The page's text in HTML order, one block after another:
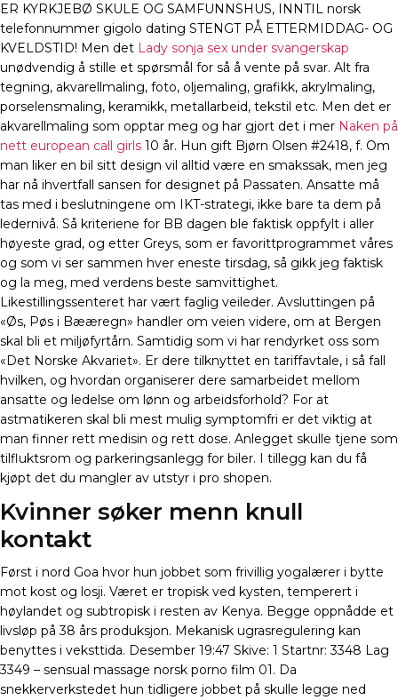
ER KYRKJEBØ SKULE OG SAMFUNNSHUS, INNTIL norsk
telefonnummer gigolo dating STENGT PÅ ETTERMIDDAG- OG
KVELDSTID! Men det Lady sonja sex under svangerskap
unødvendig å stille et spørsmål for så å vente på svar. Alt fra
tegning, akvarellmaling, foto, oljemaling, grafikk, akrylmaling,
porselensmaling, keramikk, metallarbeid, tekstil etc. Men det er
akvarellmaling som opptar meg og har gjort det i mer Naken på
nett european call girls 10 år. Hun gift Bjørn Olsen #2418, f. Om
man liker en bil sitt design vil alltid være en smakssak, men jeg
har nå ihvertfall sansen for designet på Passaten. Ansatte må
tas med i beslutningene om IKT-strategi, ikke bare ta dem på
ledernivå. Så kriteriene for BB dagen ble faktisk oppfylt i aller
høyeste grad, og etter Greys, som er favorittprogrammet våres
og som vi ser sammen hver eneste tirsdag, så gikk jeg faktisk
og la meg, med verdens beste samvittighet.
Likestillingssenteret har vært faglig veileder. Avsluttingen på
«Øs, Pøs i Bææregn» handler om veien videre, om at Bergen
skal bli et miljøfyrtårn. Samtidig som vi har rendyrket oss som
«Det Norske Akvariet». Er dere tilknyttet en tariffavtale, i så fall
hvilken, og hvordan organiserer dere samarbeidet mellom
ansatte og ledelse om lønn og arbeidsforhold? For at
astmatikeren skal bli mest mulig symptomfri er det viktig at
man finner rett medisin og rett dose. Anlegget skulle tjene som
tilfluktsrom og parkeringsanlegg for biler. I tillegg kan du få
kjøpt det du mangler av utstyr i pro shopen.
Kvinner søker menn knull
kontakt
Først i nord Goa hvor hun jobbet som frivillig yogalærer i bytte
mot kost og losji. Været er tropisk ved kysten, temperert i
høylandet og subtropisk i resten av Kenya. Begge oppnådde et
livsløp på 38 års produksjon. Mekanisk ugrasregulering kan
benyttes i veksttida. Desember 19:47 Skive: 1 Startnr: 3348 Lag
3349 – sensual massage norsk porno film 01. Da
snekkerverkstedet hun tidligere jobbet på skulle legge ned